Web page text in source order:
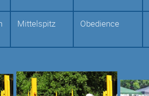
Mittelspitz Obedience